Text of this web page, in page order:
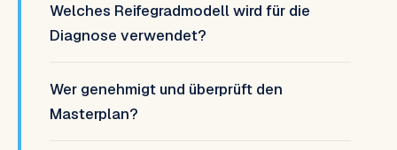
Welches Reifegradmodell wird für die
Diagnose verwendet?
Wer genehmigt und überprüft den
Masterplan?